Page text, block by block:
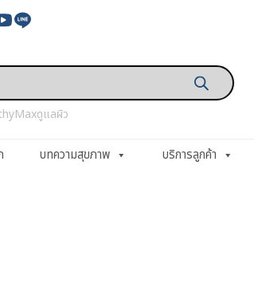
ดูแลผิว
บทความสุขภาพ บริการลูกค้า